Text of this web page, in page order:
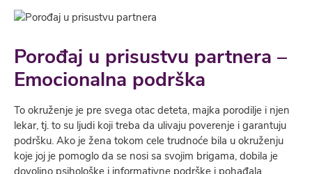
Porođaj u prisustvu partnera –
Emocionalna podrška
To okruženje je pre svega otac deteta, majka porodilje i njen
lekar, tj. to su ljudi koji treba da ulivaju poverenje i garantuju
podršku. Ako je žena tokom cele trudnoće bila u okruženju
koje joj je pomoglo da se nosi sa svojim brigama, dobila je